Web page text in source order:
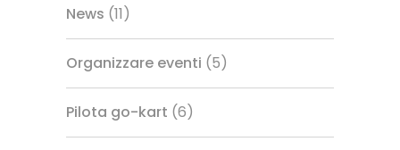
News (11)
Organizzare eventi (5)
Pilota go-kart (6)